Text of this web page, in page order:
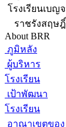
โรงเรียนเบญ
ราชรังสฤษฎิ์
About BRR
ภูมิหลัง
ผู้บริหาร
โรงเรียน
เป้าพัฒนา
โรงเรียน
อาณาเขตของ